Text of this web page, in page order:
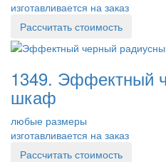
изготавливается на заказ
Рассчитать стоимость
1349. Эффектный
шкаф
любые размеры
изготавливается на заказ
Рассчитать стоимость